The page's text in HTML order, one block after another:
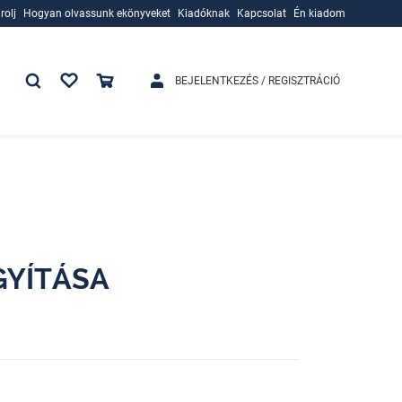
Hogyan olvassunk ekönyveket
Kiadóknak
Kapcsolat Én kiadom
BEJELENTKEZÉS / REGISZTRÁCIÓ